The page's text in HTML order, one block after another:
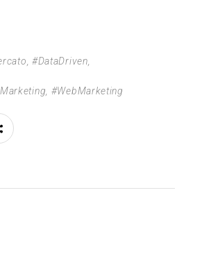
#DataDriven
#WebMarketing